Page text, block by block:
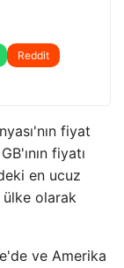
Reddit
fiyat
fiyatı
en ucuz
ülke olarak
ve Amerika